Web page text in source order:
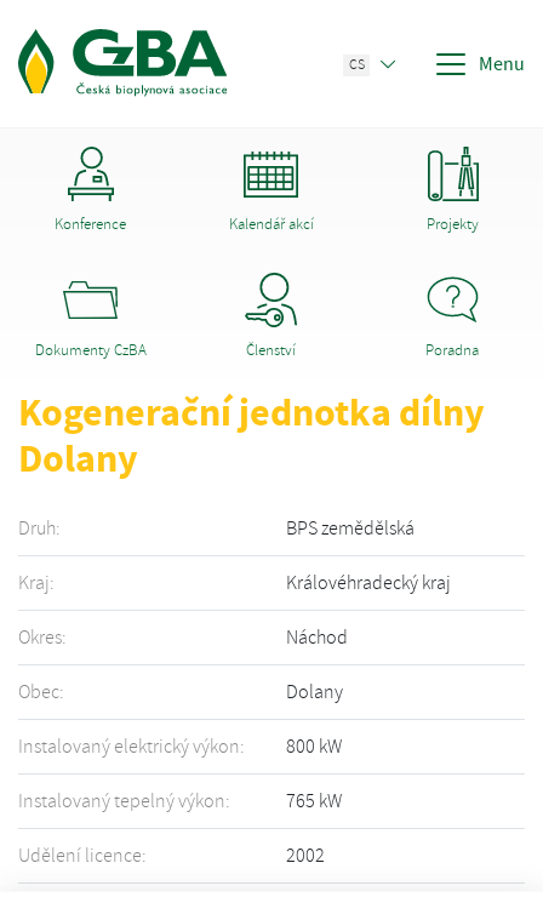
CS Menu
Konference Kalendář akcí Projekty
Dokumenty CzBA Členství Poradna
Kogenerační jednotka dílny
Dolany
Druh: BPS zemědělská
Kraj: Královéhradecký kraj
Okres: Náchod
Obec: Dolany
Instalovaný elektrický výkon: 800 kW
Instalovaný tepelný výkon: 765 kW
Udělení licence: 2002